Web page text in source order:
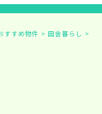
すすめ物件 > 田舎暮らし >